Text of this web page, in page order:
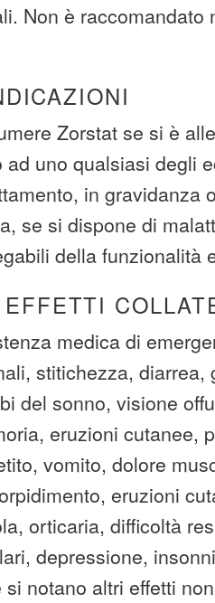
Non è raccomandato
Zorstat se si è
ad uno qualsiasi degli
in gravidanza
se si dispone di
della funzionalità
medica di
stitichezza, diarrea,
del sonno, visione
eruzioni cutanee,
vomito, dolore
eruzioni
orticaria, difficoltà
depressione,
si notano altri effetti